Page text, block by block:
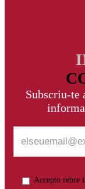
Subscriu-te
Accepto rebre